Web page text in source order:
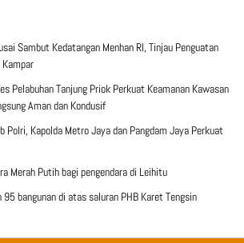
Sambut Kedatangan Menhan RI, Tinjau Penguatan
Pelabuhan Tanjung Priok Perkuat Keamanan Kawasan
Aman dan Kondusif
Polri, Kapolda Metro Jaya dan Pangdam Jaya Perkuat
Merah Putih bagi pengendara di Leihitu
bangunan di atas saluran PHB Karet Tengsin